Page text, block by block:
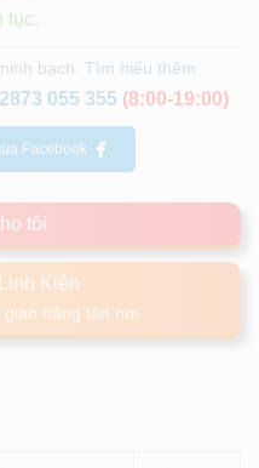
tục.
bạch. Tìm hiểu thêm
055 355 (8:00-19:00)
Facebook
tôi
Kiện
hàng tận nơi